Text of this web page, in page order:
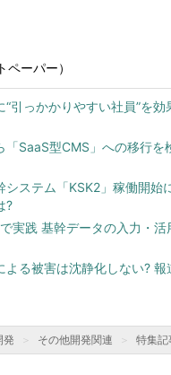
ーパー）
引っかかりやすい社員”を効
「SaaS型CMS」への移行を
システム「KSK2」稼働開始
?
実践 基幹データの入力・
よる被害は沈静化しない? 報
発 その他開発関連 特集記